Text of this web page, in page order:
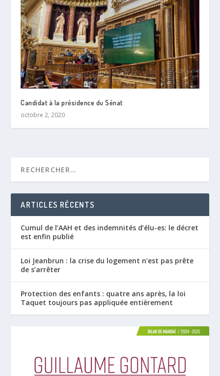
Candidat à la présidence du Sénat
octobre 2, 2020
ARTICLES RÉCENTS
Cumul de l’AAH et des indemnités d’élu-es: le décret
est enfin publié
Loi Jeanbrun : la crise du logement n’est pas prête
de s’arrêter
Protection des enfants : quatre ans après, la loi
Taquet toujours pas appliquée entièrement